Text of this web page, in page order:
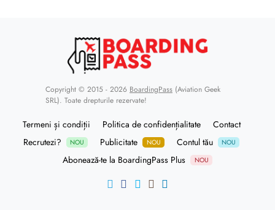
Copyright © 2015 - 2026 BoardingPass (Aviation Geek
SRL). Toate drepturile rezervate!
Termeni și condiții Politica de confidențialitate
Contact
Recrutezi?
NOU Publicitate NOU Contul tău NOU
Abonează-te la BoardingPass Plus NOU